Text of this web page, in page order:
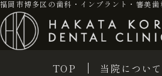
福岡市博多区の歯科・インプラント・審美
TOP 当院について